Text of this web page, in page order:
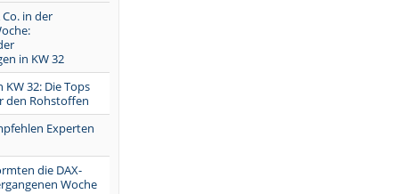
in der
in KW 32
KW 32: Die Tops
den Rohstoffen
Experten
die DAX-
Woche